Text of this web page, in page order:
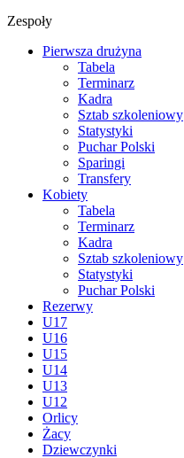
Zespoły
Pierwsza drużyna
Tabela
Terminarz
Kadra
Sztab szkoleniowy
Statystyki
Puchar Polski
Sparingi
Transfery
Kobiety
Tabela
Terminarz
Kadra
Sztab szkoleniowy
Statystyki
Puchar Polski
Rezerwy
U17
U16
U15
U14
U13
U12
Orlicy
Żacy
Dziewczynki